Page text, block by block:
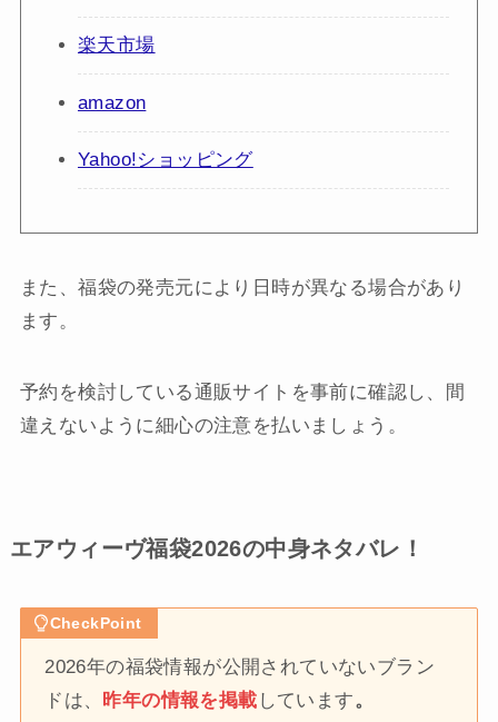
楽天市場
amazon
Yahoo!ショッピング
また、福袋の発売元により日時が異なる場合があり
ます。
予約を検討している通販サイトを事前に確認し、間
違えないように細心の注意を払いましょう。
エアウィーヴ福袋2026の中身ネタバレ！
CheckPoint
2026年の福袋情報が公開されていないブラン
ドは、 昨年の情報を掲載 しています。